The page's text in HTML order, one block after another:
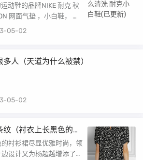
动鞋的品牌NIKE 耐克 秋
网面气垫 ，小白鞋， 运
05-02
人（天道为什么被禁）
05-02
（衬衣上长黑色的麻
衬衫裙尽显优雅时尚，领
设计又为杨超越增添了几